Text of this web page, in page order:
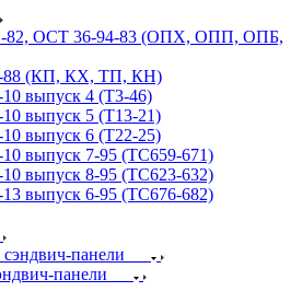
82, ОСТ 36-94-83 (ОПХ, ОПП, ОПБ,
88 (КП, КХ, ТП, КН)
выпуск 4 (Т3-46)
выпуск 5 (Т13-21)
выпуск 6 (Т22-25)
выпуск 7-95 (ТС659-671)
выпуск 8-95 (ТС623-632)
выпуск 6-95 (ТС676-682)
панели
панели